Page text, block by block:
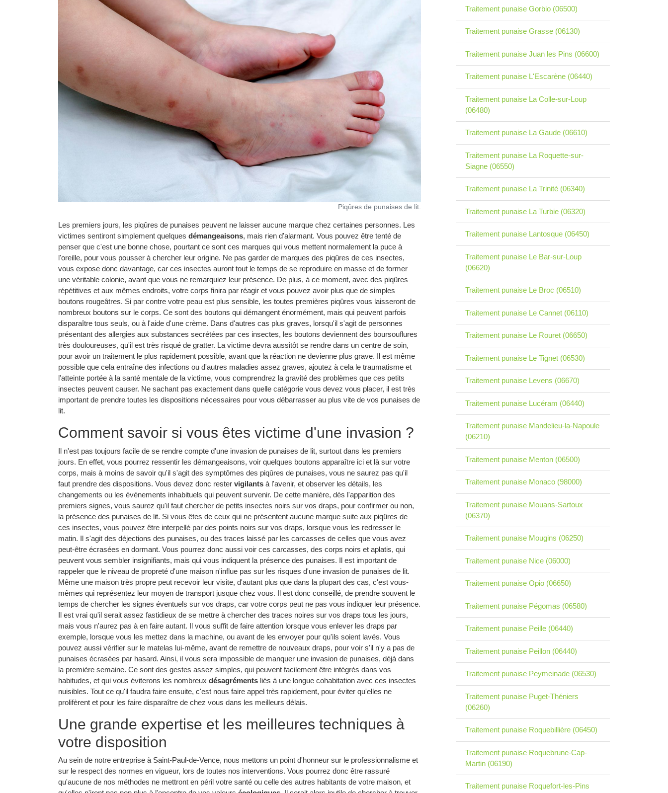
Piqûres de punaises de lit.
Les premiers jours, les piqûres de punaises peuvent ne laisser aucune marque chez certaines personnes. Les
victimes sentiront simplement quelques démangeaisons, mais rien d'alarmant. Vous pouvez être tenté de
penser que c'est une bonne chose, pourtant ce sont ces marques qui vous mettent normalement la puce à
l'oreille, pour vous pousser à chercher leur origine. Ne pas garder de marques des piqûres de ces insectes,
vous expose donc davantage, car ces insectes auront tout le temps de se reproduire en masse et de former
une véritable colonie, avant que vous ne remarquiez leur présence. De plus, à ce moment, avec des piqûres
répétitives et aux mêmes endroits, votre corps finira par réagir et vous pouvez avoir plus que de simples
boutons rougeâtres. Si par contre votre peau est plus sensible, les toutes premières piqûres vous laisseront de
nombreux boutons sur le corps. Ce sont des boutons qui démangent énormément, mais qui peuvent parfois
disparaître tous seuls, ou à l'aide d'une crème. Dans d'autres cas plus graves, lorsqu'il s'agit de personnes
présentant des allergies aux substances secrétées par ces insectes, les boutons deviennent des boursouflures
très douloureuses, qu'il est très risqué de gratter. La victime devra aussitôt se rendre dans un centre de soin,
pour avoir un traitement le plus rapidement possible, avant que la réaction ne devienne plus grave. Il est même
possible que cela entraîne des infections ou d'autres maladies assez graves, ajoutez à cela le traumatisme et
l'atteinte portée à la santé mentale de la victime, vous comprendrez la gravité des problèmes que ces petits
insectes peuvent causer. Ne sachant pas exactement dans quelle catégorie vous devez vous placer, il est très
important de prendre toutes les dispositions nécessaires pour vous débarrasser au plus vite de vos punaises de
lit.
Comment savoir si vous êtes victime d'une invasion ?
Il n'est pas toujours facile de se rendre compte d'une invasion de punaises de lit, surtout dans les premiers
jours. En effet, vous pourrez ressentir les démangeaisons, voir quelques boutons apparaître ici et là sur votre
corps, mais à moins de savoir qu'il s'agit des symptômes des piqûres de punaises, vous ne saurez pas qu'il
faut prendre des dispositions. Vous devez donc rester vigilants à l'avenir, et observer les détails, les
changements ou les événements inhabituels qui peuvent survenir. De cette manière, dès l'apparition des
premiers signes, vous saurez qu'il faut chercher de petits insectes noirs sur vos draps, pour confirmer ou non,
la présence des punaises de lit. Si vous êtes de ceux qui ne présentent aucune marque suite aux piqûres de
ces insectes, vous pouvez être interpellé par des points noirs sur vos draps, lorsque vous les redresser le
matin. Il s'agit des déjections des punaises, ou des traces laissé par les carcasses de celles que vous avez
peut-être écrasées en dormant. Vous pourrez donc aussi voir ces carcasses, des corps noirs et aplatis, qui
peuvent vous sembler insignifiants, mais qui vous indiquent la présence des punaises. Il est important de
rappeler que le niveau de propreté d'une maison n'influe pas sur les risques d'une invasion de punaises de lit.
Même une maison très propre peut recevoir leur visite, d'autant plus que dans la plupart des cas, c'est vous-
mêmes qui représentez leur moyen de transport jusque chez vous. Il est donc conseillé, de prendre souvent le
temps de chercher les signes éventuels sur vos draps, car votre corps peut ne pas vous indiquer leur présence.
Il est vrai qu'il serait assez fastidieux de se mettre à chercher des traces noires sur vos draps tous les jours,
mais vous n'aurez pas à en faire autant. Il vous suffit de faire attention lorsque vous enlever les draps par
exemple, lorsque vous les mettez dans la machine, ou avant de les envoyer pour qu'ils soient lavés. Vous
pouvez aussi vérifier sur le matelas lui-même, avant de remettre de nouveaux draps, pour voir s'il n'y a pas de
punaises écrasées par hasard. Ainsi, il vous sera impossible de manquer une invasion de punaises, déjà dans
la première semaine. Ce sont des gestes assez simples, qui peuvent facilement être intégrés dans vos
habitudes, et qui vous éviterons les nombreux désagréments liés à une longue cohabitation avec ces insectes
nuisibles. Tout ce qu'il faudra faire ensuite, c'est nous faire appel très rapidement, pour éviter qu'elles ne
prolifèrent et pour les faire disparaître de chez vous dans les meilleurs délais.
Une grande expertise et les meilleures techniques à
votre disposition
Au sein de notre entreprise à Saint-Paul-de-Vence, nous mettons un point d'honneur sur le professionnalisme et
sur le respect des normes en vigueur, lors de toutes nos interventions. Vous pourrez donc être rassuré
qu'aucune de nos méthodes ne mettront en péril votre santé ou celle des autres habitants de votre maison, et
Traitement punaise Gorbio (06500)
Traitement punaise Grasse (06130)
Traitement punaise Juan les Pins (06600)
Traitement punaise L'Escarène (06440)
Traitement punaise La Colle-sur-Loup
(06480)
Traitement punaise La Gaude (06610)
Traitement punaise La Roquette-sur-
Siagne (06550)
Traitement punaise La Trinité (06340)
Traitement punaise La Turbie (06320)
Traitement punaise Lantosque (06450)
Traitement punaise Le Bar-sur-Loup
(06620)
Traitement punaise Le Broc (06510)
Traitement punaise Le Cannet (06110)
Traitement punaise Le Rouret (06650)
Traitement punaise Le Tignet (06530)
Traitement punaise Levens (06670)
Traitement punaise Lucéram (06440)
Traitement punaise Mandelieu-la-Napoule
(06210)
Traitement punaise Menton (06500)
Traitement punaise Monaco (98000)
Traitement punaise Mouans-Sartoux
(06370)
Traitement punaise Mougins (06250)
Traitement punaise Nice (06000)
Traitement punaise Opio (06650)
Traitement punaise Pégomas (06580)
Traitement punaise Peille (06440)
Traitement punaise Peillon (06440)
Traitement punaise Peymeinade (06530)
Traitement punaise Puget-Théniers
(06260)
Traitement punaise Roquebillière (06450)
Traitement punaise Roquebrune-Cap-
Martin (06190)
Traitement punaise Roquefort-les-Pins